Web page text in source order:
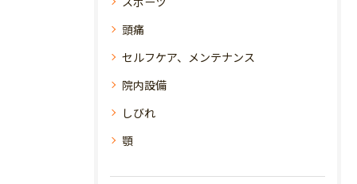
頭痛
セルフケア、メンテナンス
院内設備
しびれ
顎